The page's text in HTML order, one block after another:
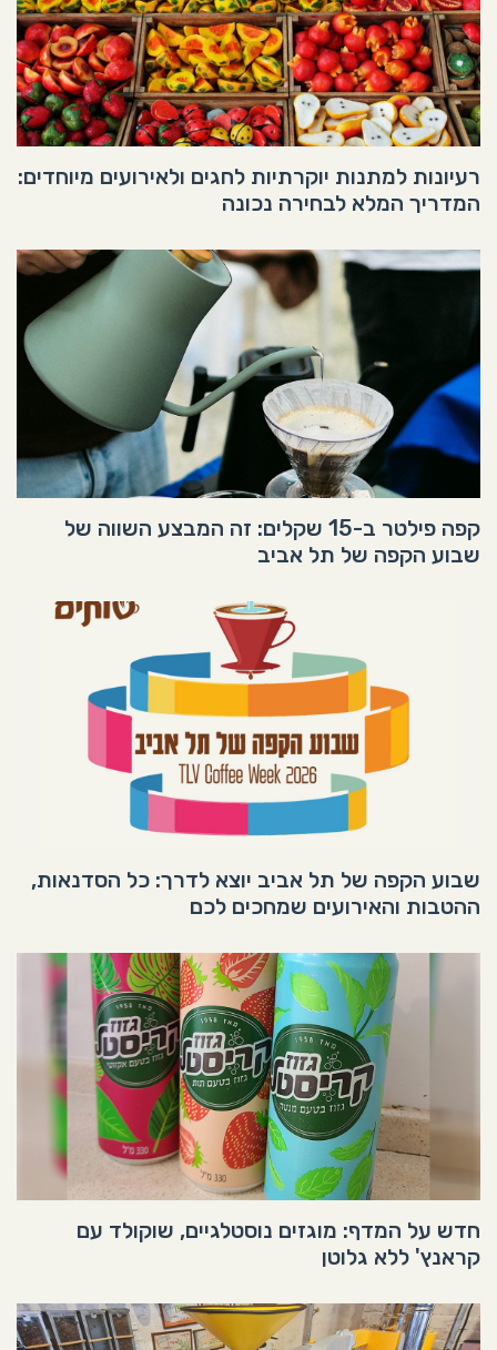
רעיונות למתנות יוקרתיות לחגים ולאירועים מיוחדים:
המדריך המלא לבחירה נכונה
קפה פילטר ב-15 שקלים: זה המבצע השווה של
שבוע הקפה של תל אביב
שבוע הקפה של תל אביב יוצא לדרך: כל הסדנאות,
ההטבות והאירועים שמחכים לכם
חדש על המדף: מוגזים נוסטלגיים, שוקולד עם
קראנץ' ללא גלוטן